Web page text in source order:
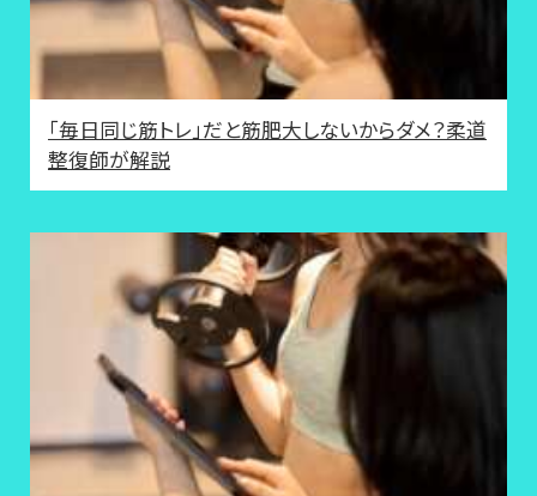
「毎日同じ筋トレ」だと筋肥大しないからダメ？柔道
整復師が解説